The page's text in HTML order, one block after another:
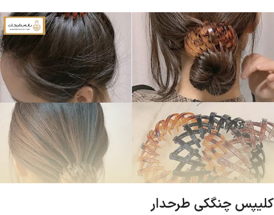
کلیپس چنگکی طرحدار